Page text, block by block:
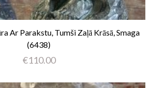
Ar Parakstu, Tumši Zaļā Krāsā, Smaga
(6438)
€110.00